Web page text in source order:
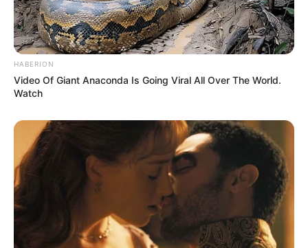
Zoé et Romain infiltrent
le bureau de la juge
Colbert dans Plus belle
la vie, encore plus belle
HABERION
Video Of Giant Anaconda Is Going Viral All Over The World.
Watch